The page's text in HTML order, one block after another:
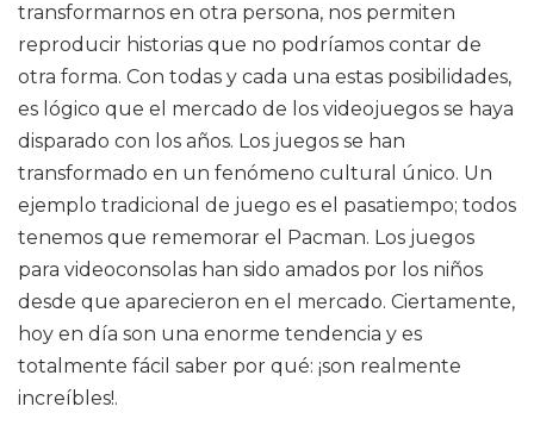
transformarnos en otra persona, nos permiten
reproducir historias que no podríamos contar de
otra forma. Con todas y cada una estas posibilidades,
es lógico que el mercado de los videojuegos se haya
disparado con los años. Los juegos se han
transformado en un fenómeno cultural único. Un
ejemplo tradicional de juego es el pasatiempo; todos
tenemos que rememorar el Pacman. Los juegos
para videoconsolas han sido amados por los niños
desde que aparecieron en el mercado. Ciertamente,
hoy en día son una enorme tendencia y es
totalmente fácil saber por qué: ¡son realmente
increíbles!.